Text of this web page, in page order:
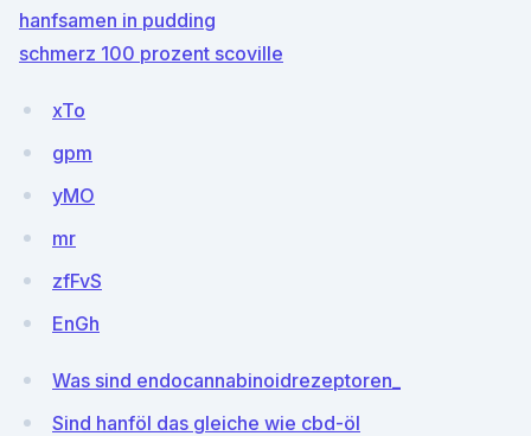
hanfsamen in pudding
schmerz 100 prozent scoville
xTo
gpm
yMO
mr
zfFvS
EnGh
Was sind endocannabinoidrezeptoren_
Sind hanföl das gleiche wie cbd-öl